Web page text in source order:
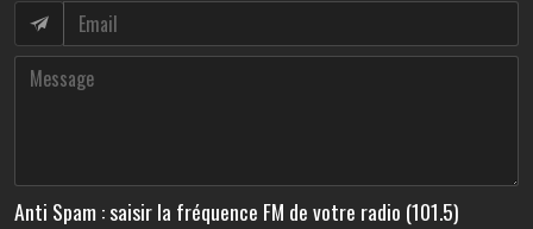
Anti Spam : saisir la fréquence FM de votre radio (101.5)